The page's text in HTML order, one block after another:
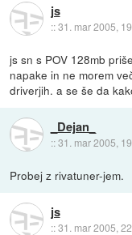
js
::31. mar 2005,
js sn s POV 128mb
napake in ne morem
driverjih. a se še da
_Dejan_
::31. mar 2005,
Probej z rivatuner-jem.
js
::31. mar 2005,